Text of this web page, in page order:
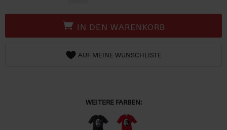
IN DEN WARENKORB
AUF MEINE WUNSCHLISTE
WEITERE FARBEN: